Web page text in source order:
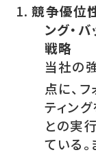
競争優位
ング・
戦略
当社の
点に、
ティン
との実
ている。